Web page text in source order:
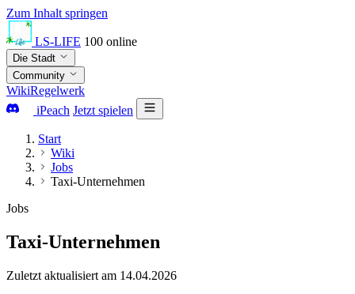
Zum Inhalt springen
LS-LIFE 100 online
Die Stadt
Community
WikiRegelwerk
iPeach Jetzt spielen
Start
Wiki
Jobs
Taxi-Unternehmen
Jobs
Taxi-Unternehmen
Zuletzt aktualisiert am 14.04.2026